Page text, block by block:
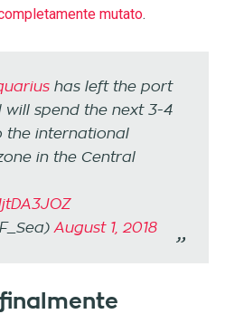
mutato.
has left the port
spend the next 3-4
the international
in the Central
August 1, 2018